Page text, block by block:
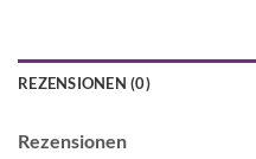
REZENSIONEN (0)
Rezensionen